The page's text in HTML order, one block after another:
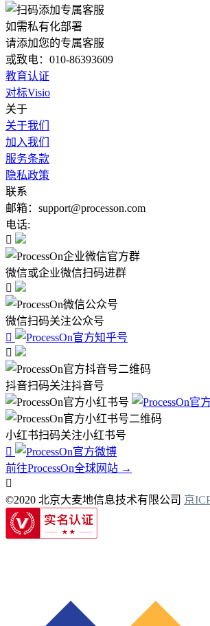
如需私有化部署
请添加您的专属客服
或致电：010-86393609
教育认证
对标Visio
关于
关于我们
加入我们
服务条款
隐私政策
联系
邮箱：support@processon.com
电话:

微信或企业微信扫码进群

微信扫码关注公众号


抖音扫码关注抖音号
小红书扫码关注小红书号

前往ProcessOn全球网站 →

©2020 北京大麦地信息技术有限公司 京